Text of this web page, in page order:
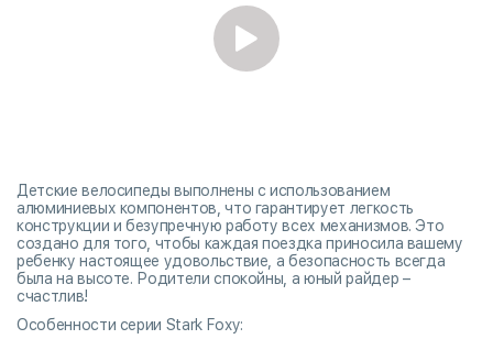
Детские велосипеды выполнены с использованием
алюминиевых компонентов, что гарантирует легкость
конструкции и безупречную работу всех механизмов. Это
создано для того, чтобы каждая поездка приносила вашему
ребенку настоящее удовольствие, а безопасность всегда
была на высоте. Родители спокойны, а юный райдер –
счастлив!
Особенности серии Stark Foxy: